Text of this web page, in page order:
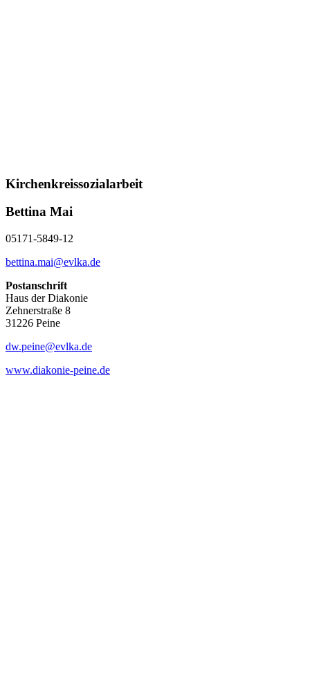
Kirchenkreissozialarbeit
Bettina Mai
05171-5849-12
bettina.mai@evlka.de
Postanschrift
Haus der Diakonie
Zehnerstraße 8
31226 Peine
dw.peine@evlka.de
www.diakonie-peine.de